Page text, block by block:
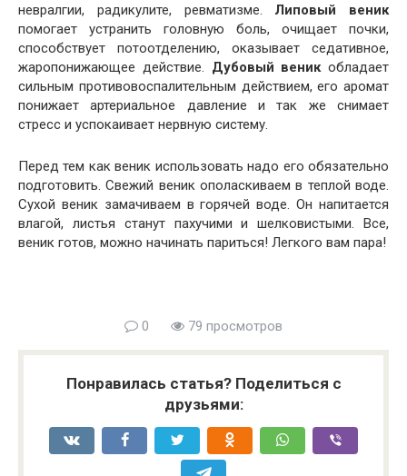
невралгии, радикулите, ревматизме. Липовый веник
помогает устранить головную боль, очищает почки,
способствует потоотделению, оказывает седативное,
жаропонижающее действие. Дубовый веник обладает
сильным противовоспалительным действием, его аромат
понижает артериальное давление и так же снимает
стресс и успокаивает нервную систему.
Перед тем как веник использовать надо его обязательно
подготовить. Свежий веник ополаскиваем в теплой воде.
Сухой веник замачиваем в горячей воде. Он напитается
влагой, листья станут пахучими и шелковистыми. Все,
веник готов, можно начинать париться! Легкого вам пара!
0 79 просмотров
Понравилась статья? Поделиться с
друзьями: